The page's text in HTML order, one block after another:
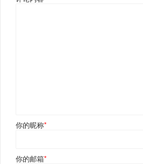
你的昵称*
你的邮箱*